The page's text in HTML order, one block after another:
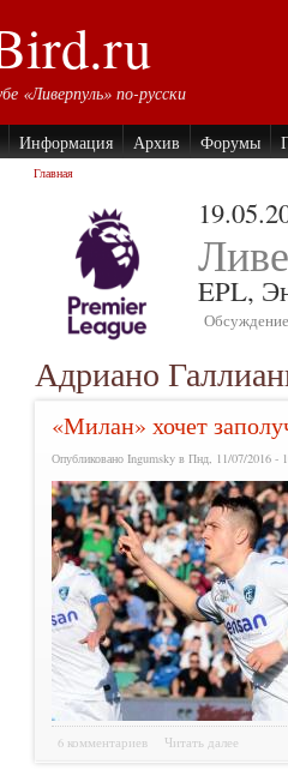
«Ливерпуль» по-русски
Информация Архив Форумы
Главная
EPL,
Адриано
«Милан» хочет
Опубликовано Ingumsky в Пнд, 11/07/2016 -
6 комментариев Читать далее